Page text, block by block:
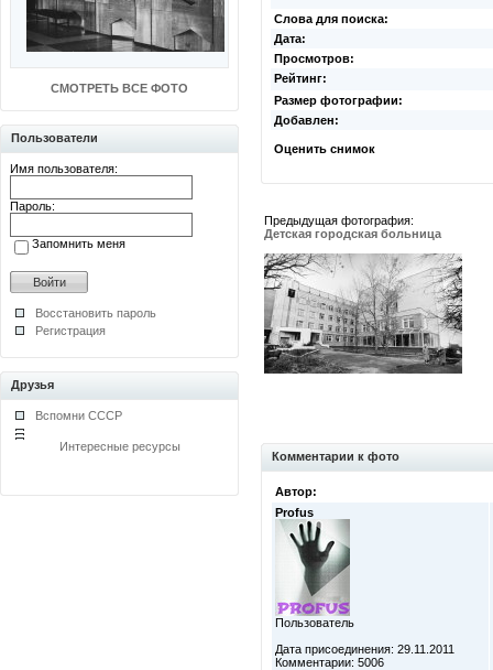
СМОТРЕТЬ ВСЕ ФОТО
Пользователи
Имя пользователя:
Пароль:
Запомнить меня
Восстановить пароль
Регистрация
Друзья
Вспомни СССР
Интересные ресурсы
Слова для поиска:
Дата:
Просмотров:
Рейтинг:
Размер фотографии:
Добавлен:
Оценить снимок
Предыдущая фотография:
Детская городская больница
Комментарии к фото
Автор:
Profus
Пользователь
Дата присоединения: 29.11.2011
Комментарии: 5006